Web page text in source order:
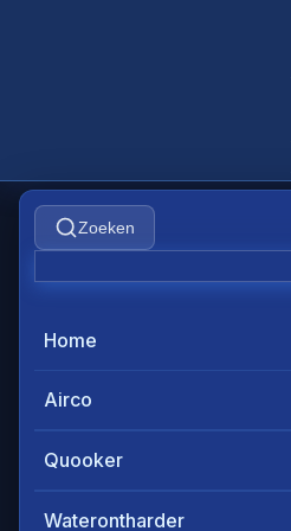
Zoeken
Home
Airco
Quooker
Waterontharder